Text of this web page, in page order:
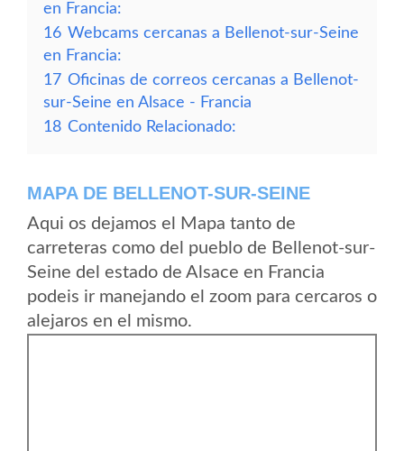
en Francia:
16 Webcams cercanas a Bellenot-sur-Seine
en Francia:
17 Oficinas de correos cercanas a Bellenot-
sur-Seine en Alsace - Francia
18 Contenido Relacionado:
MAPA DE BELLENOT-SUR-SEINE
Aqui os dejamos el Mapa tanto de
carreteras como del pueblo de Bellenot-sur-
Seine del estado de Alsace en Francia
podeis ir manejando el zoom para cercaros o
alejaros en el mismo.